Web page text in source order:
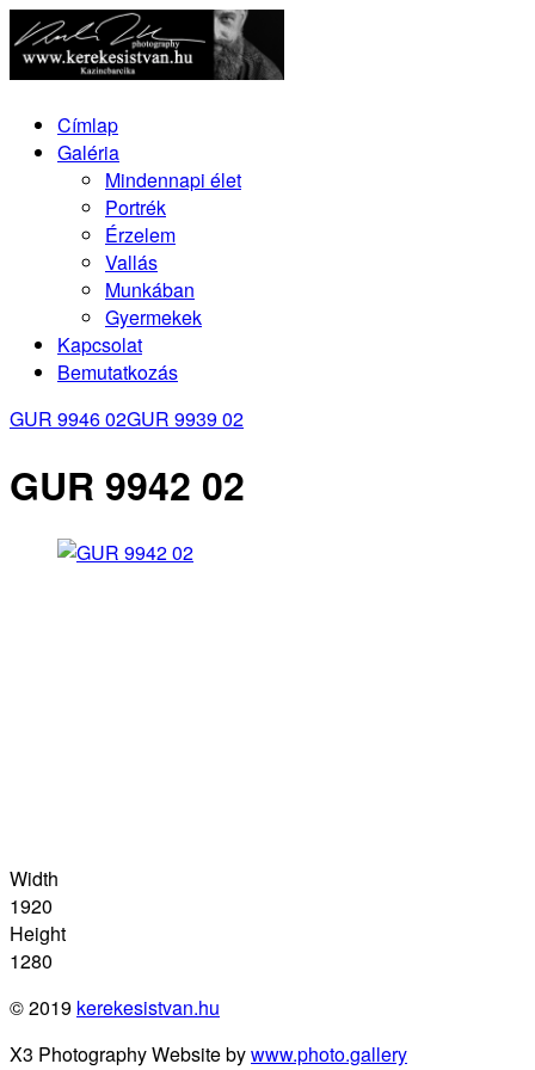
Címlap
Galéria
Mindennapi élet
Portrék
Érzelem
Vallás
Munkában
Gyermekek
Kapcsolat
Bemutatkozás
GUR 9946 02GUR 9939 02
GUR 9942 02
Width
1920
Height
1280
© 2019 kerekesistvan.hu
X3 Photography Website bywww.photo.gallery